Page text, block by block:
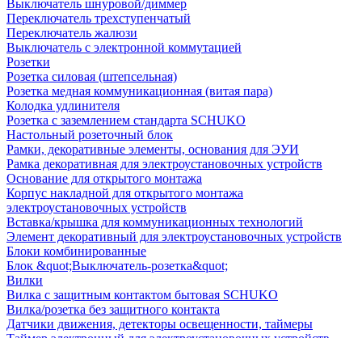
Выключатель шнуровой/диммер
Переключатель трехступенчатый
Переключатель жалюзи
Выключатель с электронной коммутацией
Розетки
Розетка силовая (штепсельная)
Розетка медная коммуникационная (витая пара)
Колодка удлинителя
Розетка с заземлением стандарта SCHUKO
Настольный розеточный блок
Рамки, декоративные элементы, основания для ЭУИ
Рамка декоративная для электроустановочных устройств
Основание для открытого монтажа
Корпус накладной для открытого монтажа
электроустановочных устройств
Вставка/крышка для коммуникационных технологий
Элемент декоративный для электроустановочных устройств
Блоки комбинированные
Блок &quot;Выключатель-розетка&quot;
Вилки
Вилка с защитным контактом бытовая SCHUKO
Вилка/розетка без защитного контакта
Датчики движения, детекторы освещенности, таймеры